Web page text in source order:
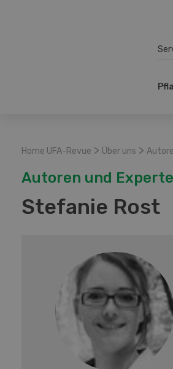
Home UFA-Revue > Über uns >
Autoren und
Stefanie Rost